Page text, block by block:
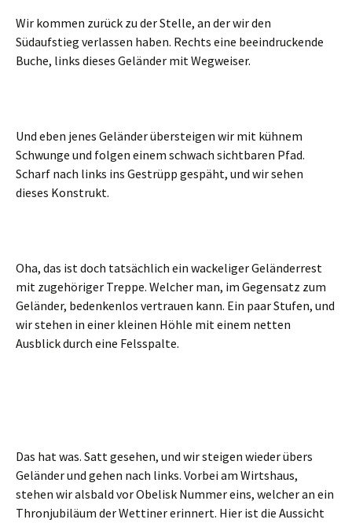
Wir kommen zurück zu der Stelle, an der wir den
Südaufstieg verlassen haben. Rechts eine beeindruckende
Buche, links dieses Geländer mit Wegweiser.
Und eben jenes Geländer übersteigen wir mit kühnem
Schwunge und folgen einem schwach sichtbaren Pfad.
Scharf nach links ins Gestrüpp gespäht, und wir sehen
dieses Konstrukt.
Oha, das ist doch tatsächlich ein wackeliger Geländerrest
mit zugehöriger Treppe. Welcher man, im Gegensatz zum
Geländer, bedenkenlos vertrauen kann. Ein paar Stufen, und
wir stehen in einer kleinen Höhle mit einem netten
Ausblick durch eine Felsspalte.
Das hat was. Satt gesehen, und wir steigen wieder übers
Geländer und gehen nach links. Vorbei am Wirtshaus,
stehen wir alsbald vor Obelisk Nummer eins, welcher an ein
Thronjubiläum der Wettiner erinnert. Hier ist die Aussicht